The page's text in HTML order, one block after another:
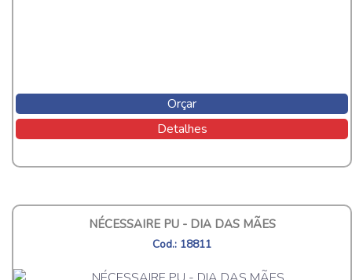
Orçar
Detalhes
NÉCESSAIRE PU - DIA DAS MÃES
Cod.: 18811